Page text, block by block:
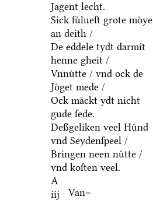
Jagent lecht.
Sick ſuͤlueſt grote moͤye
an deith /
De eddele tydt darmit
henne gheit /
Vnnuͤtte / vnd ock de
Joͤget mede /
Ock maͤckt ydt nicht
gude ſede.
Deßgeliken veel Huͤnd
vnd Seydenſpeel /
Bringen neen nuͤtte /
vnd koſten veel.
A
iij
Van=